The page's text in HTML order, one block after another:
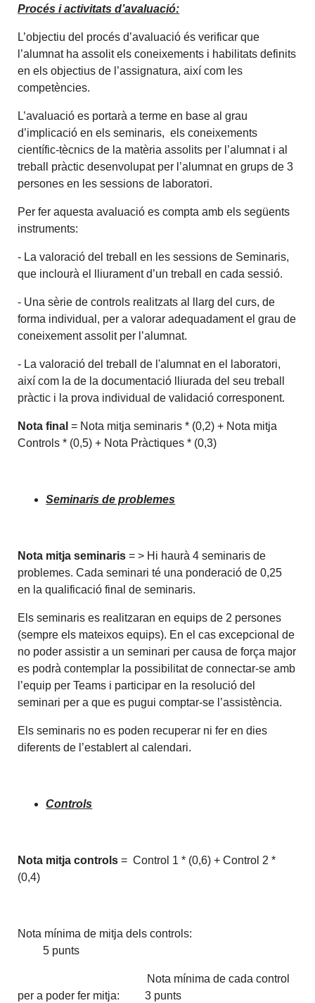
Procés i activitats d’avaluació:
L’objectiu del procés d’avaluació és verificar que
l’alumnat ha assolit els coneixements i habilitats definits
en els objectius de l’assignatura, així com les
competències.
L’avaluació es portarà a terme en base al grau
d’implicació en els seminaris, els coneixements
científic-tècnics de la matèria assolits per l’alumnat i al
treball pràctic desenvolupat per l’alumnat en grups de 3
persones en les sessions de laboratori.
Per fer aquesta avaluació es compta amb els següents
instruments:
- La valoració del treball en les sessions de Seminaris,
que inclourà el lliurament d’un treball en cada sessió.
- Una sèrie de controls realitzats al llarg del curs, de
forma individual, per a valorar adequadament el grau de
coneixement assolit per l’alumnat.
- La valoració del treball de l'alumnat en el laboratori,
així com la de la documentació lliurada del seu treball
pràctic i la prova individual de validació corresponent.
Nota final = Nota mitja seminaris * (0,2) + Nota mitja
Controls * (0,5) + Nota Pràctiques * (0,3)
Seminaris de problemes
Nota mitja seminaris = > Hi haurà 4 seminaris de
problemes. Cada seminari té una ponderació de 0,25
en la qualificació final de seminaris.
Els seminaris es realitzaran en equips de 2 persones
(sempre els mateixos equips). En el cas excepcional de
no poder assistir a un seminari per causa de força major
es podrà contemplar la possibilitat de connectar-se amb
l’equip per Teams i participar en la resolució del
seminari per a que es pugui comptar-se l’assistència.
Els seminaris no es poden recuperar ni fer en dies
diferents de l’establert al calendari.
Controls
Nota mitja controls = Control 1 * (0,6) + Control 2 *
(0,4)
Nota mínima de mitja dels controls:
5 punts
Nota mínima de cada control
per a poder fer mitja: 3 punts